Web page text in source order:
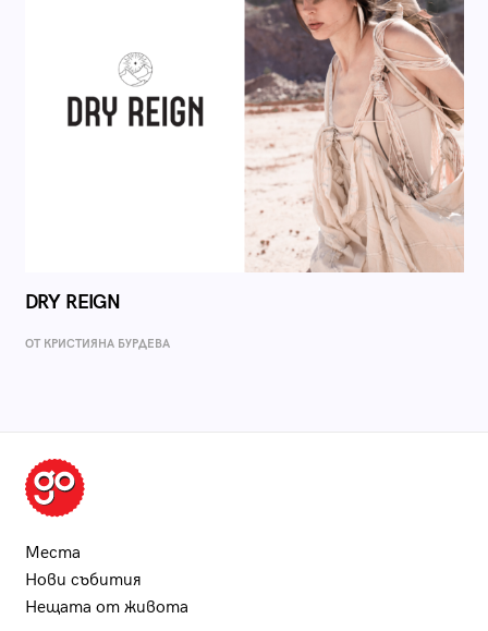
DRY REIGN
ОТ КРИСТИЯНА БУРДЕВА
Места
Нови събития
Нещата от живота